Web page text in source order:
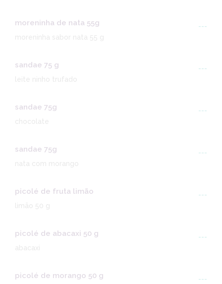
moreninha de nata 55g
---
moreninha sabor nata 55 g
sandae 75 g
---
sandae 75g
---
chocolate
sandae 75g
---
nata com morango
picolé de fruta limão
---
limão 50 g
picolé de abacaxi 50 g
---
abacaxi
picolé de morango 50 g
---